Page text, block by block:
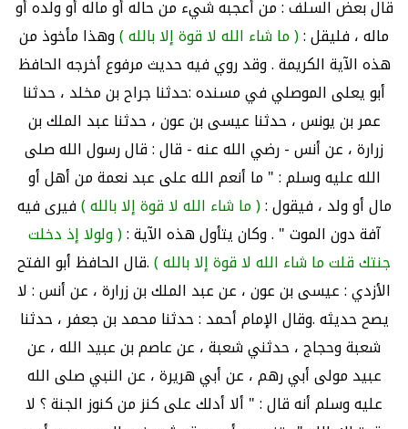
قال بعض السلف : من أعجبه شيء من حاله أو ماله أو ولده أو
ماله ، فليقل :( ما شاء الله لا قوة إلا بالله )وهذا مأخوذ من
هذه الآية الكريمة . وقد روي فيه حديث مرفوع أخرجه الحافظ
أبو يعلى الموصلي في مسنده :حدثنا جراح بن مخلد ، حدثنا
عمر بن يونس ، حدثنا عيسى بن عون ، حدثنا عبد الملك بن
زرارة ، عن أنس - رضي الله عنه - قال : قال رسول الله صلى
الله عليه وسلم : " ما أنعم الله على عبد نعمة من أهل أو
مال أو ولد ، فيقول :( ما شاء الله لا قوة إلا بالله )فيرى فيه
آفة دون الموت " . وكان يتأول هذه الآية :( ولولا إذ دخلت
جنتك قلت ما شاء الله لا قوة إلا بالله ).قال الحافظ أبو الفتح
الأزدي : عيسى بن عون ، عن عبد الملك بن زرارة ، عن أنس : لا
يصح حديثه .وقال الإمام أحمد : حدثنا محمد بن جعفر ، حدثنا
شعبة وحجاج ، حدثني شعبة ، عن عاصم بن عبيد الله ، عن
عبيد مولى أبي رهم ، عن أبي هريرة ، عن النبي صلى الله
عليه وسلم أنه قال : " ألا أدلك على كنز من كنوز الجنة ؟ لا